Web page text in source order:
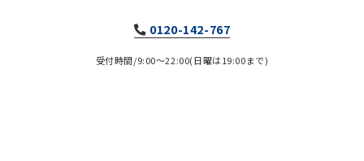
0120-142-767
受付時間/9:00～22:00(日曜は19:00まで)